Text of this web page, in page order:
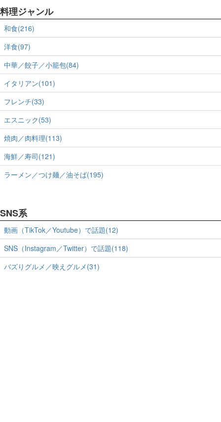
料理ジャンル
和食(216)
洋食(97)
中華／餃子／小籠包(84)
イタリアン(101)
フレンチ(33)
エスニック(53)
焼肉／肉料理(113)
海鮮／寿司(121)
ラーメン／つけ麺／油そば(195)
SNS系
動画（TikTok／Youtube）で話題(12)
SNS（Instagram／Twitter）で話題(118)
バズりグルメ／映えグルメ(31)